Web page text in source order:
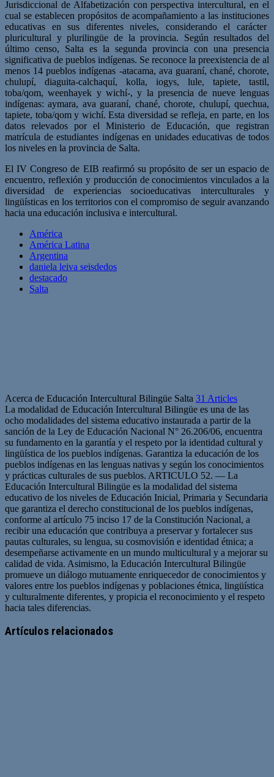
Jurisdiccional de Alfabetización con perspectiva intercultural, en el
cual se establecen propósitos de acompañamiento a las instituciones
educativas en sus diferentes niveles, considerando el carácter
pluricultural y plurilingüe de la provincia. Según resultados del
último censo, Salta es la segunda provincia con una presencia
significativa de pueblos indígenas. Se reconoce la preexistencia de al
menos 14 pueblos indígenas -atacama, ava guaraní, chané, chorote,
chulupí, diaguita-calchaquí, kolla, iogys, lule, tapiete, tastil,
toba/qom, weenhayek y wichí-, y la presencia de nueve lenguas
indígenas: aymara, ava guaraní, chané, chorote, chulupí, quechua,
tapiete, toba/qom y wichí. Esta diversidad se refleja, en parte, en los
datos relevados por el Ministerio de Educación, que registran
matrícula de estudiantes indígenas en unidades educativas de todos
los niveles en la provincia de Salta.
El IV Congreso de EIB reafirmó su propósito de ser un espacio de
encuentro, reflexión y producción de conocimientos vinculados a la
diversidad de experiencias socioeducativas interculturales y
lingüísticas en los territorios con el compromiso de seguir avanzando
hacia una educación inclusiva e intercultural.
América
América Latina
Argentina
daniela leiva seisdedos
destacado
Salta
Acerca de Educación Intercultural Bilingüe Salta 31 Articles
La modalidad de Educación Intercultural Bilingüe es una de las
ocho modalidades del sistema educativo instaurada a partir de la
sanción de la Ley de Educación Nacional N° 26.206/06, encuentra
su fundamento en la garantía y el respeto por la identidad cultural y
lingüística de los pueblos indígenas. Garantiza la educación de los
pueblos indígenas en las lenguas nativas y según los conocimientos
y prácticas culturales de sus pueblos. ARTICULO 52. — La
Educación Intercultural Bilingüe es la modalidad del sistema
educativo de los niveles de Educación Inicial, Primaria y Secundaria
que garantiza el derecho constitucional de los pueblos indígenas,
conforme al artículo 75 inciso 17 de la Constitución Nacional, a
recibir una educación que contribuya a preservar y fortalecer sus
pautas culturales, su lengua, su cosmovisión e identidad étnica; a
desempeñarse activamente en un mundo multicultural y a mejorar su
calidad de vida. Asimismo, la Educación Intercultural Bilingüe
promueve un diálogo mutuamente enriquecedor de conocimientos y
valores entre los pueblos indígenas y poblaciones étnica, lingüística
y culturalmente diferentes, y propicia el reconocimiento y el respeto
hacia tales diferencias.
Artículos relacionados